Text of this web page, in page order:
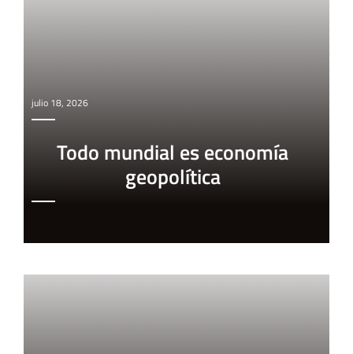
julio 18, 2026
Todo mundial es economía
geopolítica